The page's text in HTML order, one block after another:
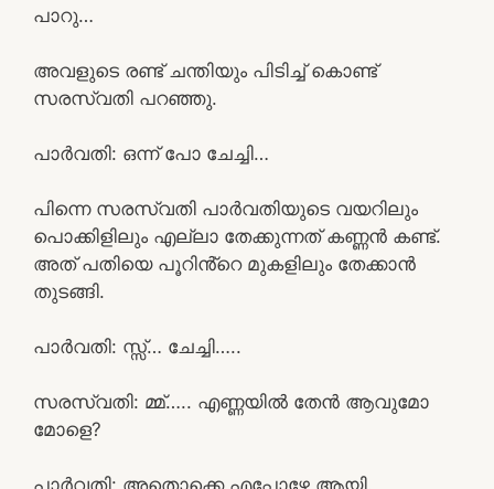
പാറു…
അവളുടെ രണ്ട് ചന്തിയും പിടിച്ച് കൊണ്ട്
സരസ്വതി പറഞ്ഞു.
പാർവതി: ഒന്ന് പോ ചേച്ചി…
പിന്നെ സരസ്വതി പാർവതിയുടെ വയറിലും
പൊക്കിളിലും എല്ലാ തേക്കുന്നത് കണ്ണൻ കണ്ട്.
അത് പതിയെ പൂറിൻ്റെ മുകളിലും തേക്കാൻ
തുടങ്ങി.
പാർവതി: സ്സ്‌… ചേച്ചി…..
സരസ്വതി: മ്മ്….. എണ്ണയിൽ തേൻ ആവുമോ
മോളെ?
പാർവതി: അതൊക്കെ എപ്പോഴേ ആയി.